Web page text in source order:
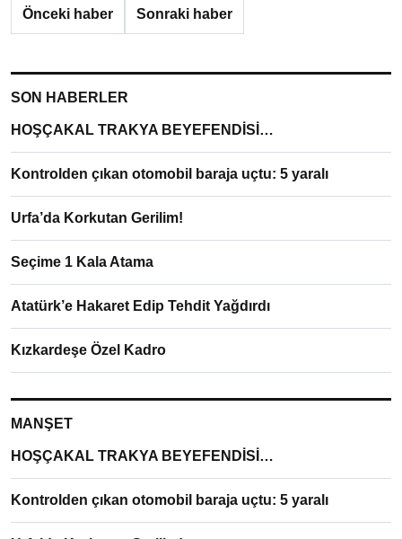
Önceki haber Sonraki haber
SON HABERLER
HOŞÇAKAL TRAKYA BEYEFENDİSİ…
Kontrolden çıkan otomobil baraja uçtu: 5 yaralı
Urfa’da Korkutan Gerilim!
Seçime 1 Kala Atama
Atatürk’e Hakaret Edip Tehdit Yağdırdı
Kızkardeşe Özel Kadro
MANŞET
HOŞÇAKAL TRAKYA BEYEFENDİSİ…
Kontrolden çıkan otomobil baraja uçtu: 5 yaralı